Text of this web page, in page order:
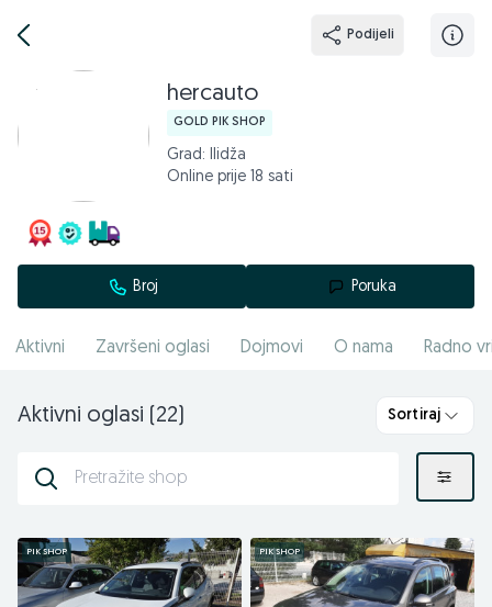
Podijeli
hercauto
GOLD PIK SHOP
Grad: Ilidža
Online prije 18 sati
Broj Poruka
Aktivni Završeni oglasi Dojmovi O nama Radno
Aktivni oglasi (22) Sortiraj
PIK SHOP PIK SHOP